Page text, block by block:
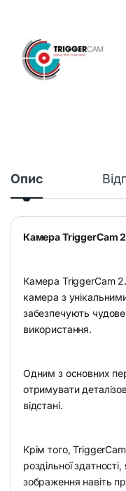
Опис
Камера TriggerCam
Камера TriggerCam
камера з
забезпечують
використання.
Одним з основних
отримувати
відстані.
Крім того,
роздільної
зображення навіть